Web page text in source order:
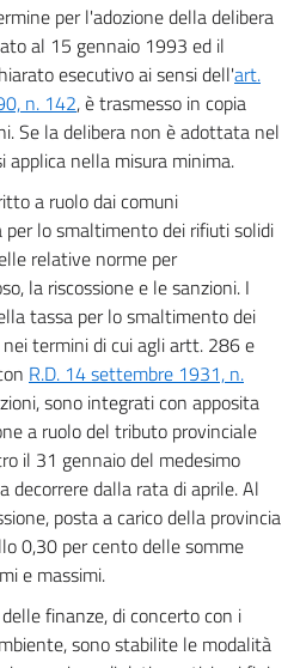
ENTI LOCALI
Capo I
DEI TRASFERIMENTI
PER IL 1993
IV
ERARIALI
ENTI LOCALI
Capo II
A REGIME
ERARIALI
per l'adozione della delibera
al 15 gennaio 1993 ed il
esecutivo ai sensi dell'art.
n. 142, è trasmesso in copia
Se la delibera non è adottata nel
nella misura minima.
a ruolo dai comuni
lo smaltimento dei rifiuti solidi
relative norme per
la riscossione e le sanzioni. I
tassa per lo smaltimento dei
termini di cui agli artt. 286 e
R.D. 14 settembre 1931, n.
sono integrati con apposita
a ruolo del tributo provinciale
il 31 gennaio del medesimo
decorrere dalla rata di aprile. Al
posta a carico della provincia
0,30 per cento delle somme
e massimi.
finanze, di concerto con i
sono stabilite le modalità